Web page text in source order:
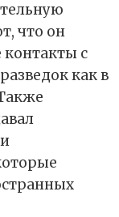
что он
с
как в